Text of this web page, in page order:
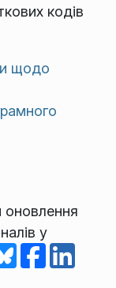
кодів
щодо
оновлення
у